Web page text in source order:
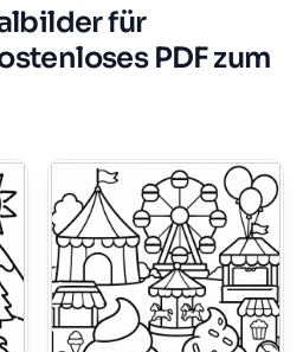
für
PDF zum